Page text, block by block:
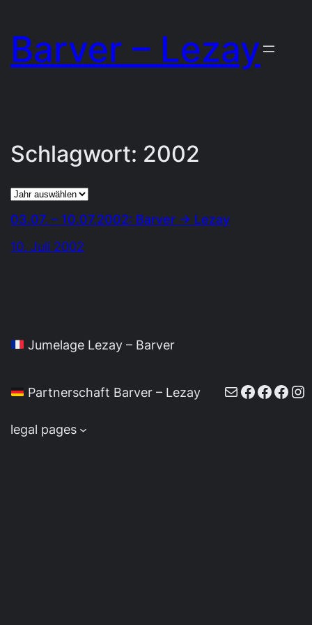
Inhalt
springen
Barver – Lezay
Schlagwort: 2002
Archiv
03.07. – 10.07.2002: Barver → Lezay
10. Juli 2002
Jumelage Lezay – Barver
Partnerschaft Barver – Lezay E-Mail
legal pages